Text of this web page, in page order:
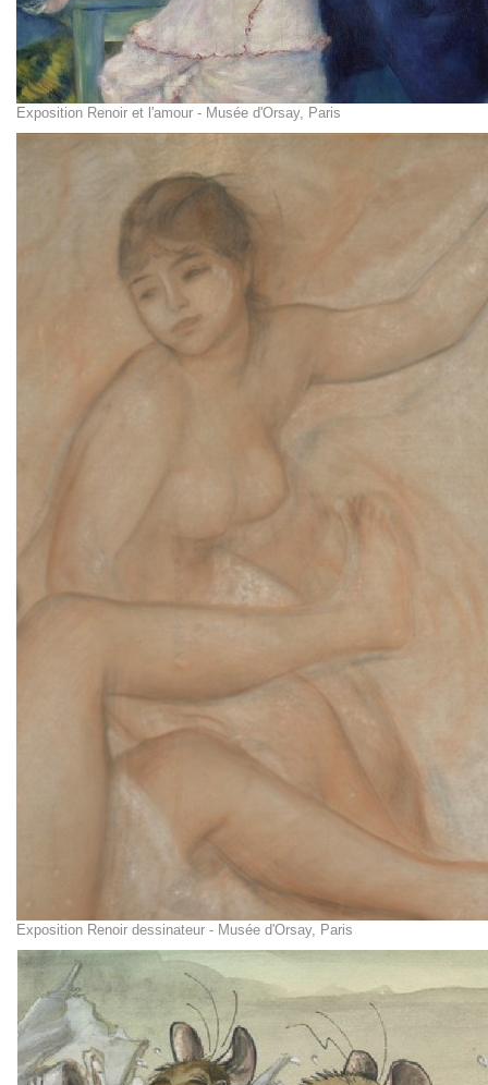
Exposition Renoir et l'amour - Musée d'Orsay, Paris
Exposition Renoir dessinateur - Musée d'Orsay, Paris